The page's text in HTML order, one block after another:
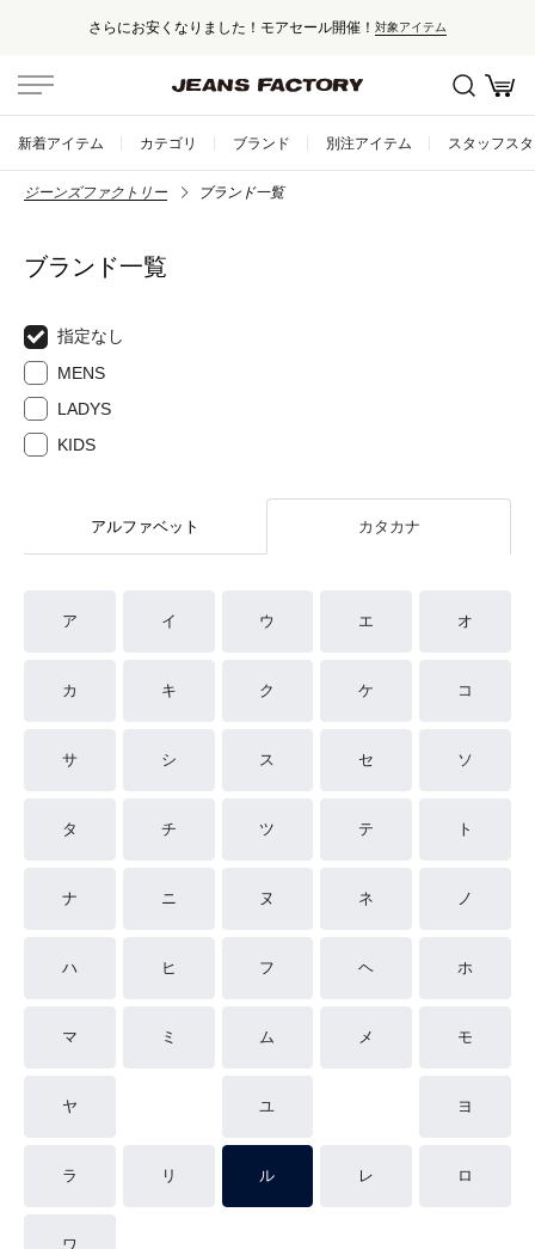
さらにお安くなりました！モアセール開催！ 対象アイテム
新着アイテム カテゴリ ブランド 別注アイテム スタッフス
ジーンズファクトリー ブランド一覧
ブランド一覧
指定なし
MENS
LADYS
KIDS
アルファベット カタカナ
ア イ ウ エ オ
カ キ ク ケ コ
サ シ ス セ ソ
タ チ ツ テ ト
ナ ニ ヌ ネ ノ
ハ ヒ フ ヘ ホ
マ ミ ム メ モ
ヤ ユ ヨ
ラ リ ル レ ロ
ワ